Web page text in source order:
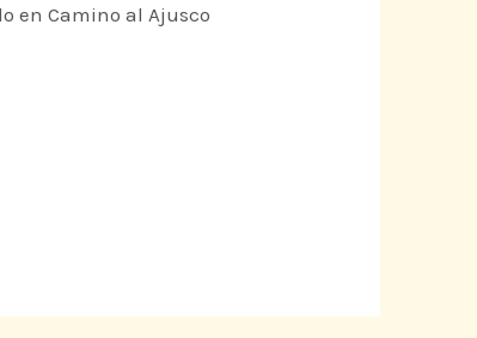
en Camino al Ajusco